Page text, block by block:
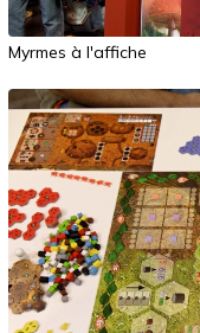
Myrmes à l'affiche